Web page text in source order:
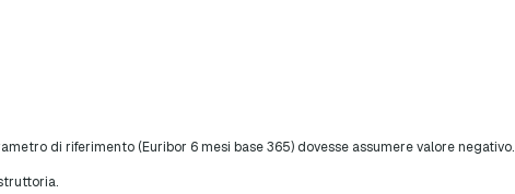
di riferimento (Euribor 6 mesi base 365) dovesse assumere valore negativo.